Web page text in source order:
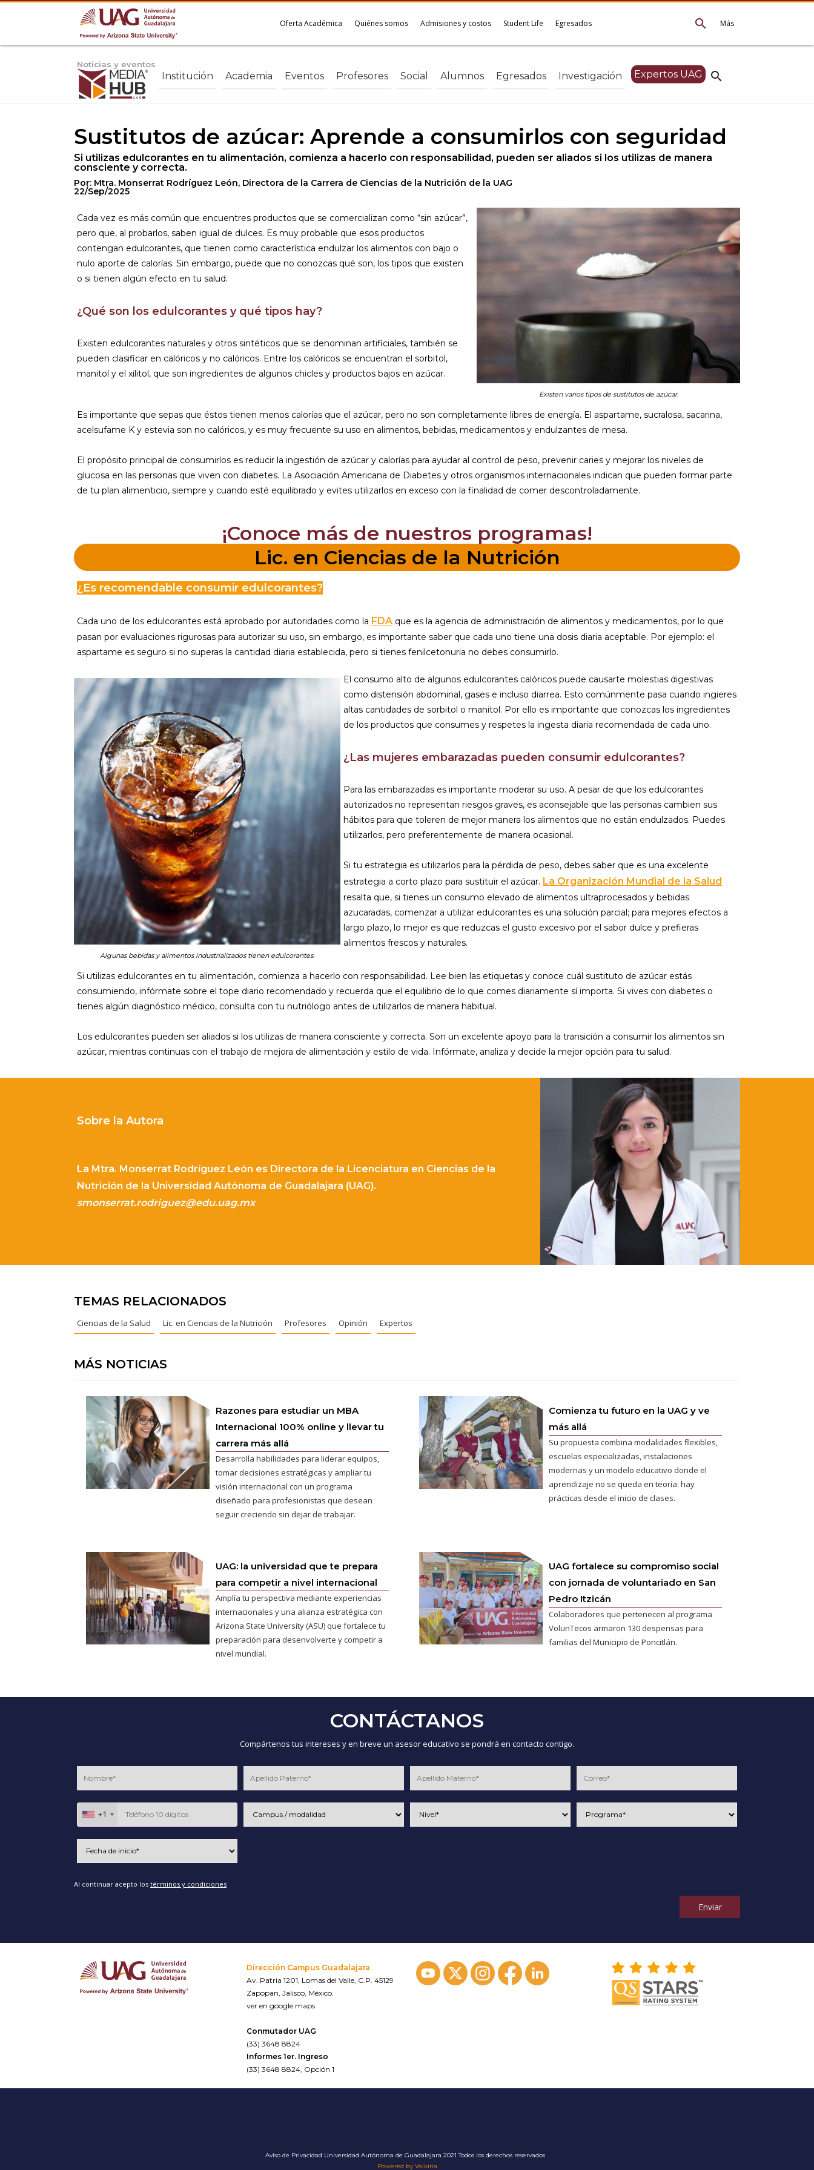
Más
search
Oferta Académica Quiénes somos Admisiones y costos Student Life Egresados
Noticias y eventos
search
Institución Academia Eventos Profesores Social Alumnos Egresados Investigación Expertos UAG
Sustitutos de azúcar: Aprende a consumirlos con seguridad
Si utilizas edulcorantes en tu alimentación, comienza a hacerlo con responsabilidad, pueden ser aliados si los utilizas de manera
consciente y correcta.
Por: Mtra. Monserrat Rodríguez León, Directora de la Carrera de Ciencias de la Nutrición de la UAG
22/Sep/2025
Cada vez es más común que encuentres productos que se comercializan como “sin azúcar”,
pero que, al probarlos, saben igual de dulces. Es muy probable que esos productos
contengan edulcorantes, que tienen como característica endulzar los alimentos con bajo o
nulo aporte de calorías. Sin embargo, puede que no conozcas qué son, los tipos que existen
o si tienen algún efecto en tu salud.
¿Qué son los edulcorantes y qué tipos hay?
Existen edulcorantes naturales y otros sintéticos que se denominan artificiales, también se
pueden clasificar en calóricos y no calóricos. Entre los calóricos se encuentran el sorbitol,
manitol y el xilitol, que son ingredientes de algunos chicles y productos bajos en azúcar.
Existen varios tipos de sustitutos de azúcar.
Es importante que sepas que éstos tienen menos calorías que el azúcar, pero no son completamente libres de energía. El aspartame, sucralosa, sacarina,
acelsufame K y estevia son no calóricos, y es muy frecuente su uso en alimentos, bebidas, medicamentos y endulzantes de mesa.
El propósito principal de consumirlos es reducir la ingestión de azúcar y calorías para ayudar al control de peso, prevenir caries y mejorar los niveles de
glucosa en las personas que viven con diabetes. La Asociación Americana de Diabetes y otros organismos internacionales indican que pueden formar parte
de tu plan alimenticio, siempre y cuando esté equilibrado y evites utilizarlos en exceso con la finalidad de comer descontroladamente.
¡Conoce más de nuestros programas!
Lic. en Ciencias de la Nutrición
¿Es recomendable consumir edulcorantes?
Cada uno de los edulcorantes está aprobado por autoridades como la FDA que es la agencia de administración de alimentos y medicamentos, por lo que
pasan por evaluaciones rigurosas para autorizar su uso, sin embargo, es importante saber que cada uno tiene una dosis diaria aceptable. Por ejemplo: el
aspartame es seguro si no superas la cantidad diaria establecida, pero si tienes fenilcetonuria no debes consumirlo.
Algunas bebidas y alimentos industrializados tienen edulcorantes.
El consumo alto de algunos edulcorantes calóricos puede causarte molestias digestivas
como distensión abdominal, gases e incluso diarrea. Esto comúnmente pasa cuando ingieres
altas cantidades de sorbitol o manitol. Por ello es importante que conozcas los ingredientes
de los productos que consumes y respetes la ingesta diaria recomendada de cada uno.
¿Las mujeres embarazadas pueden consumir edulcorantes?
Para las embarazadas es importante moderar su uso. A pesar de que los edulcorantes
autorizados no representan riesgos graves, es aconsejable que las personas cambien sus
hábitos para que toleren de mejor manera los alimentos que no están endulzados. Puedes
utilizarlos, pero preferentemente de manera ocasional.
Si tu estrategia es utilizarlos para la pérdida de peso, debes saber que es una excelente
estrategia a corto plazo para sustituir el azúcar. La Organización Mundial de la Salud
resalta que, si tienes un consumo elevado de alimentos ultraprocesados y bebidas
azucaradas, comenzar a utilizar edulcorantes es una solución parcial; para mejores efectos a
largo plazo, lo mejor es que reduzcas el gusto excesivo por el sabor dulce y prefieras
alimentos frescos y naturales.
Si utilizas edulcorantes en tu alimentación, comienza a hacerlo con responsabilidad. Lee bien las etiquetas y conoce cuál sustituto de azúcar estás
consumiendo, infórmate sobre el tope diario recomendado y recuerda que el equilibrio de lo que comes diariamente sí importa. Si vives con diabetes o
tienes algún diagnóstico médico, consulta con tu nutriólogo antes de utilizarlos de manera habitual.
Los edulcorantes pueden ser aliados si los utilizas de manera consciente y correcta. Son un excelente apoyo para la transición a consumir los alimentos sin
azúcar, mientras continuas con el trabajo de mejora de alimentación y estilo de vida. Infórmate, analiza y decide la mejor opción para tu salud.
Sobre la Autora
La Mtra. Monserrat Rodríguez León es Directora de la Licenciatura en Ciencias de la
Nutrición de la Universidad Autónoma de Guadalajara (UAG).
smonserrat.rodriguez@edu.uag.mx
TEMAS RELACIONADOS
Ciencias de la Salud Lic. en Ciencias de la Nutrición Profesores Opinión Expertos
MÁS NOTICIAS
Razones para estudiar un MBA
Internacional 100% online y llevar tu
carrera más allá
Desarrolla habilidades para liderar equipos,
tomar decisiones estratégicas y ampliar tu
visión internacional con un programa
diseñado para profesionistas que desean
seguir creciendo sin dejar de trabajar.
Comienza tu futuro en la UAG y ve
más allá
Su propuesta combina modalidades flexibles,
escuelas especializadas, instalaciones
modernas y un modelo educativo donde el
aprendizaje no se queda en teoría: hay
prácticas desde el inicio de clases.
UAG: la universidad que te prepara
para competir a nivel internacional
Amplía tu perspectiva mediante experiencias
internacionales y una alianza estratégica con
Arizona State University (ASU) que fortalece tu
preparación para desenvolverte y competir a
nivel mundial.
UAG fortalece su compromiso social
con jornada de voluntariado en San
Pedro Itzicán
Colaboradores que pertenecen al programa
VolunTecos armaron 130 despensas para
familias del Municipio de Poncitlán.
CONTÁCTANOS
Compártenos tus intereses y en breve un asesor educativo se pondrá en contacto contigo.
+1
Al continuar acepto los términos y condiciones
Enviar
Dirección Campus Guadalajara
Av. Patria 1201, Lomas del Valle, C.P. 45129
Zapopan, Jalisco, México.
ver en google maps
Conmutador UAG
(33) 3648 8824
Informes 1er. Ingreso
(33) 3648 8824, Opción 1
Aviso de Privacidad Universidad Autónoma de Guadalajara 2021 Todos los derechos reservados
Powered by Valkiria